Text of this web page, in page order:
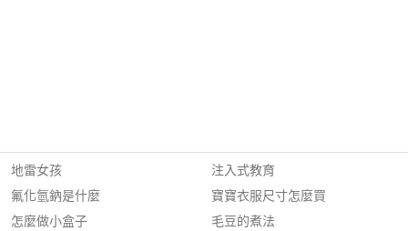
地雷女孩
氟化氫鈉是什麼
怎麼做小盒子
注入式教育
寶寶衣服尺寸怎麼買
毛豆的煮法